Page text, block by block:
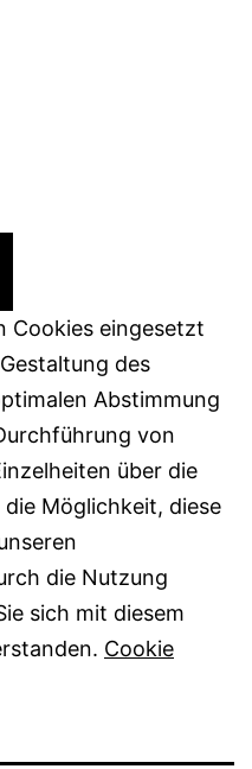
Cookies eingesetzt
des
Abstimmung
von
über die
Möglichkeit, diese
die Nutzung
sich mit diesem
Cookie